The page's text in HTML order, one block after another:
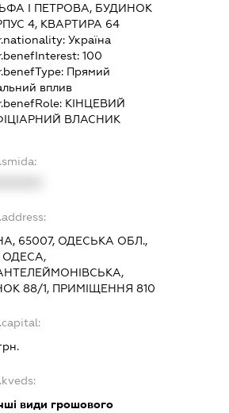
І ПЕТРОВА, БУДИНОК
4, КВАРТИРА 64
Україна
100
Прямий
вплив
КІНЦЕВИЙ
ВЛАСНИК
65007, ОДЕСЬКА ОБЛ.,
ОДЕСА,
88/1, ПРИМІЩЕННЯ 810
види грошового